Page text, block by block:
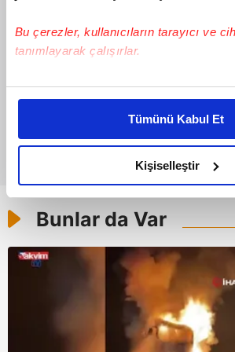
Bu çerezler, kullanıcıların tarayıcı ve
tanımlayarak çalışırlar.
Bu çerezlere izin vermeniz halinde
daha iyi reklam deneyimi yaşatabiliriz.
amacımızın size daha iyi bir reklam
olduğunu ve sizlere en iyi içerikleri
elimizden gelen çabayı gösterdiğimizi
reklamların maliyetlerimizi karşılamak
kalemimiz olduğunu sizlere hatırlatmak
Her halükârda, kullanıcılar, bu
takdirde, kullanıcılara hedefli reklamlar
Sizlere daha iyi bir hizmet sunabilmek
Tümünü Kabul Et
Kişiselleştir
Bunlar da Var